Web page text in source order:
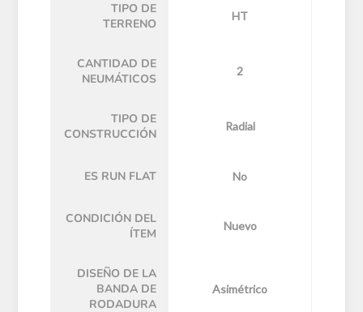
TIPO DE
TERRENO
HT
CANTIDAD DE
NEUMÁTICOS
2
TIPO DE
CONSTRUCCIÓN
Radial
ES RUN FLAT No
CONDICIÓN DEL
ÍTEM
Nuevo
DISEÑO DE LA
BANDA DE
RODADURA
Asimétrico